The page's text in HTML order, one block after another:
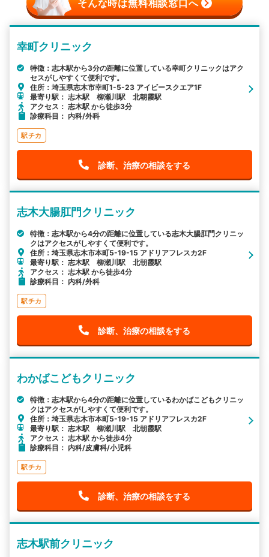
そんな時は無料相談窓口へ
幸町クリニック
特徴：志木駅から3分の距離に位置している幸町クリニックはアク
セスがしやすくて便利です。
住所：埼玉県志木市幸町1-5-23 アイビースクエア1F
最寄り駅： 志木駅 柳瀬川駅 北朝霞駅
アクセス： 志木駅 から徒歩3分
診療科目： 内科/外科
駅チカ
診断、治療の相談をする
志木大腸肛門クリニック
特徴：志木駅から4分の距離に位置している志木大腸肛門クリニッ
クはアクセスがしやすくて便利です。
住所：埼玉県志木市本町5-19-15 アドリアフレスカ2F
最寄り駅： 志木駅 柳瀬川駅 北朝霞駅
アクセス： 志木駅 から徒歩4分
診療科目： 内科/外科
駅チカ
診断、治療の相談をする
わかばこどもクリニック
特徴：志木駅から4分の距離に位置しているわかばこどもクリニッ
クはアクセスがしやすくて便利です。
住所：埼玉県志木市本町5-19-15 アドリアフレスカ2F
最寄り駅： 志木駅 柳瀬川駅 北朝霞駅
アクセス： 志木駅 から徒歩4分
診療科目： 内科/皮膚科/小児科
駅チカ
診断、治療の相談をする
志木駅前クリニック